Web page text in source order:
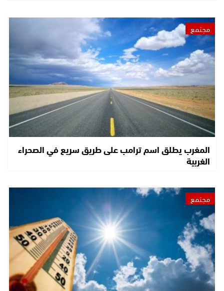
مجتمع
المغرب يطلق اسم ترامب على طريق سريع في الصحراء
الغربية
مجتمع